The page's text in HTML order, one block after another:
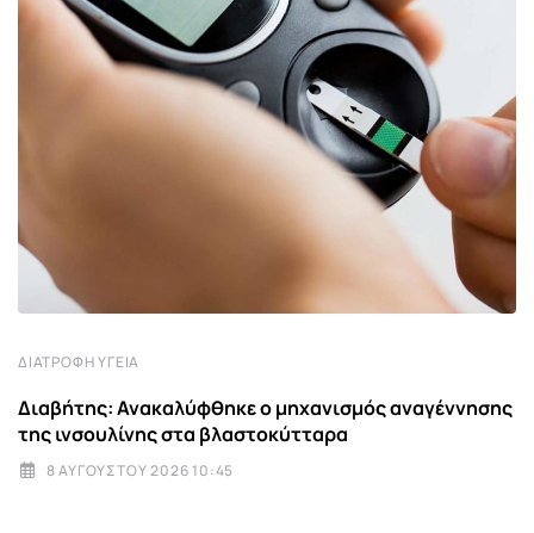
ΔΙΑΤΡΟΦΉ ΥΓΕΊΑ
Διαβήτης: Ανακαλύφθηκε ο μηχανισμός αναγέννησης
της ινσουλίνης στα βλαστοκύτταρα
8 ΑΥΓΟΎΣΤΟΥ 2026 10:45